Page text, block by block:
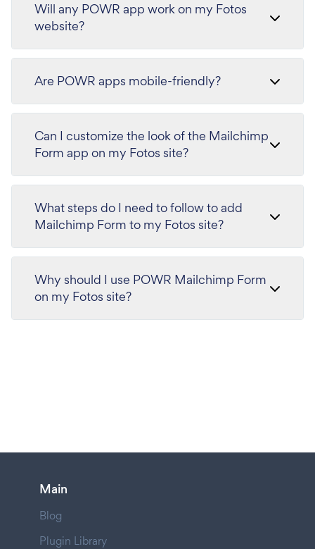
Will any POWR app work on my Fotos
website?
Are POWR apps mobile-friendly?
Can I customize the look of the Mailchimp
Form app on my Fotos site?
What steps do I need to follow to add
Mailchimp Form to my Fotos site?
Why should I use POWR Mailchimp Form
on my Fotos site?
Main
Blog
Plugin Library